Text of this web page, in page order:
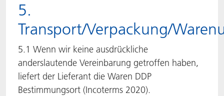
5.
Transport/Verpackung/
5.1 Wenn wir keine ausdrückliche
anderslautende Vereinbarung getroffen haben,
liefert der Lieferant die Waren DDP
Bestimmungsort (Incoterms 2020).